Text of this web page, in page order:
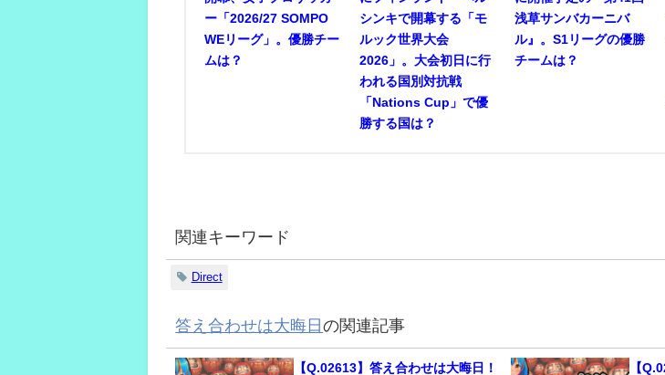
ー「2026/27 SOMPO
WEリーグ」。優勝チー
ムは？
シンキで開幕する「モ
ルック世界大会
2026」。大会初日に行
われる国別対抗戦
「Nations Cup」で優
勝する国は？
浅草サンバカーニバ
ル』。S1リーグの優勝
チームは？
関連キーワード
Direct
答え合わせは大晦日の関連記事
【Q.02613】答え合わせは大晦日！
【